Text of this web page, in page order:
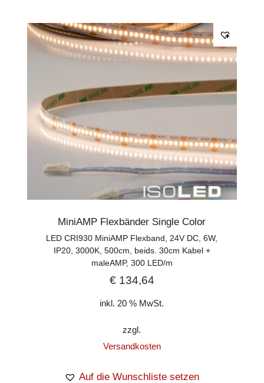
MiniAMP Flexbänder Single Color
LED CRI930 MiniAMP Flexband, 24V DC, 6W,
IP20, 3000K, 500cm, beids. 30cm Kabel +
maleAMP, 300 LED/m
€134,64
inkl. 20 % MwSt.
zzgl.
Versandkosten
Auf die Wunschliste setzen